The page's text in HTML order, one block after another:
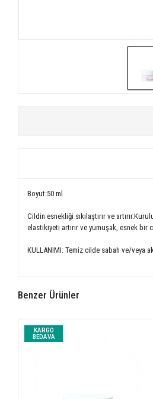
Boyut:50 ml
Cildin esnekliği sıkılaştırır ve
elastikiyeti artırır ve yumuşak, esnek
KULLANIMI: Temiz cilde sabah ve/veya
Benzer Ürünler
KARGO
BEDAVA